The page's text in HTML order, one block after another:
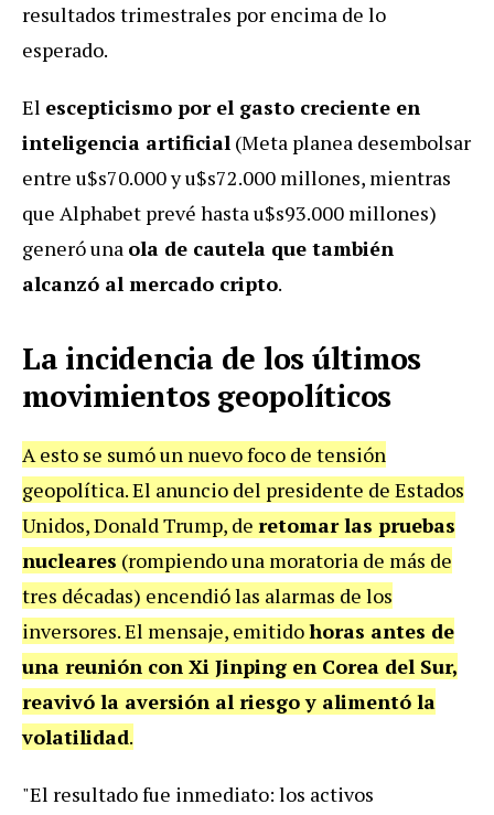
resultados trimestrales por encima de lo
esperado.
El escepticismo por el gasto creciente en
inteligencia artificial (Meta planea desembolsar
entre u$s70.000 y u$s72.000 millones, mientras
que Alphabet prevé hasta u$s93.000 millones)
generó una ola de cautela que también
alcanzó al mercado cripto.
La incidencia de los últimos
movimientos geopolíticos
A esto se sumó un nuevo foco de tensión
geopolítica. El anuncio del presidente de Estados
Unidos, Donald Trump, de retomar las pruebas
nucleares (rompiendo una moratoria de más de
tres décadas) encendió las alarmas de los
inversores. El mensaje, emitidohoras antes de
una reunión con Xi Jinping en Corea del Sur,
reavivó la aversión al riesgo y alimentó la
volatilidad.
"El resultado fue inmediato: los activos